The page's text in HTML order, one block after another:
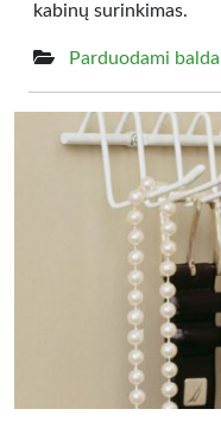
kabinų surinkimas.
Parduodami